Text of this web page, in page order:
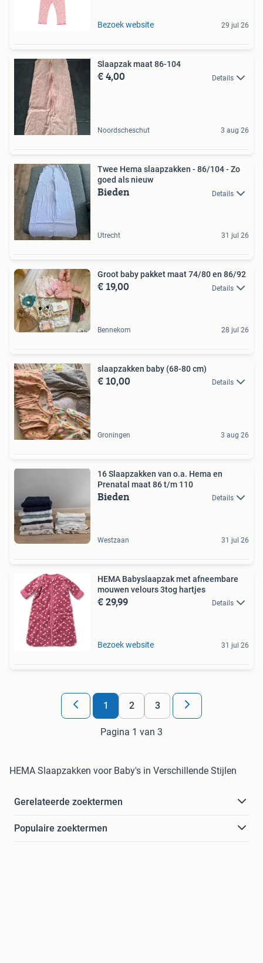
Bezoek website 29 jul 26
Slaapzak maat 86-104
€ 4,00 Details
Noordscheschut 3 aug 26
Twee Hema slaapzakken - 86/104 - Zo
goed als nieuw
Bieden Details
Utrecht 31 jul 26
Groot baby pakket maat 74/80 en 86/92
€ 19,00 Details
Bennekom 28 jul 26
slaapzakken baby (68-80 cm)
€ 10,00 Details
Groningen 3 aug 26
16 Slaapzakken van o.a. Hema en
Prenatal maat 86 t/m 110
Bieden Details
Westzaan 31 jul 26
HEMA Babyslaapzak met afneembare
mouwen velours 3tog hartjes
€ 29,99 Details
Bezoek website 31 jul 26
1 2 3
Pagina 1 van 3
HEMA Slaapzakken voor Baby's in Verschillende Stijlen
Gerelateerde zoektermen
Populaire zoektermen